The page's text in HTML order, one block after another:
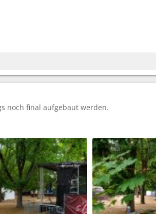
noch final aufgebaut werden.